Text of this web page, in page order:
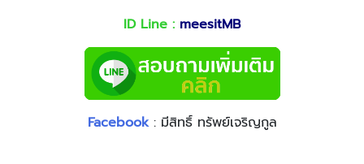
ID Line : meesitMB
Facebook: มีสิทธิ์ ทรัพย์เจริญกูล